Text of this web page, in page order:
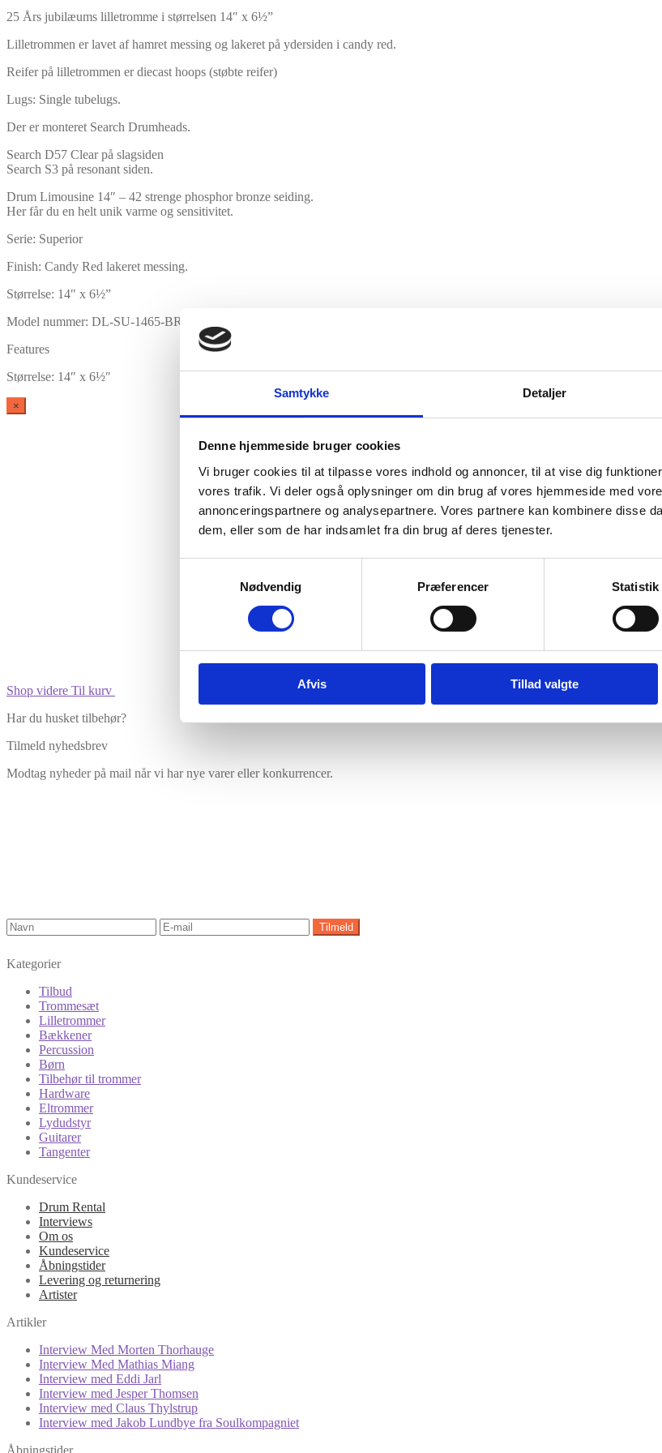
Samtykke Detaljer
Denne hjemmeside bruger cookies
Vi bruger cookies til at tilpasse vores indhold og annoncer, til at vise dig
vores trafik. Vi deler også oplysninger om din brug af vores hjemmeside med
annonceringspartnere og analysepartnere. Vores partnere kan kombinere disse
dem, eller som de har indsamlet fra din brug af deres tjenester.
Nødvendig
Præferencer Statistik
Afvis Tillad valgte
25 Års jubilæums lilletromme i størrelsen 14″ x 6½”
Lilletrommen er lavet af hamret messing og lakeret på ydersiden i candy red.
Reifer på lilletrommen er diecast hoops (støbte reifer)
Lugs: Single tubelugs.
Der er monteret Search Drumheads.
Search D57 Clear på slagsiden
Search S3 på resonant siden.
Drum Limousine 14″ – 42 strenge phosphor bronze seiding.
Her får du en helt unik varme og sensitivitet.
Serie: Superior
Finish: Candy Red lakeret messing.
Størrelse: 14″ x 6½”
Model nummer: DL-SU-1465-BR-25AN
Features
Størrelse: 14″ x 6½″
×
Shop videre Til kurv
Har du husket tilbehør?
Tilmeld nyhedsbrev
Modtag nyheder på mail når vi har nye varer eller konkurrencer.
Kategorier
Tilbud
Trommesæt
Lilletrommer
Bækkener
Percussion
Børn
Tilbehør til trommer
Hardware
Eltrommer
Lydudstyr
Guitarer
Tangenter
Kundeservice
Drum Rental
Interviews
Om os
Kundeservice
Åbningstider
Levering og returnering
Artister
Artikler
Interview Med Morten Thorhauge
Interview Med Mathias Miang
Interview med Eddi Jarl
Interview med Jesper Thomsen
Interview med Claus Thylstrup
Interview med Jakob Lundbye fra Soulkompagniet